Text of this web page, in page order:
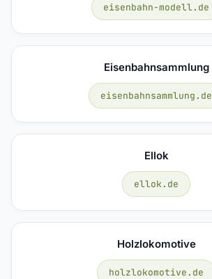
eisenbahn-modell.de
Eisenbahnsammlung
eisenbahnsammlung.de
Ellok
ellok.de
Holzlokomotive
holzlokomotive.de